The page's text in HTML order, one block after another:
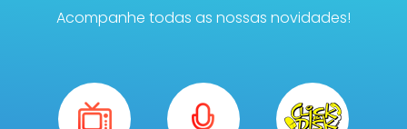
Acompanhe todas as nossas novidades!